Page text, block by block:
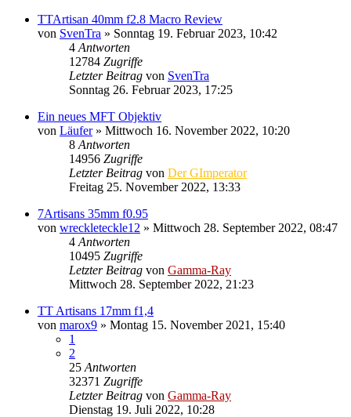
TTArtisan 40mm f2.8 Macro Review
von SvenTra » Sonntag 19. Februar 2023, 10:42
4 Antworten
12784 Zugriffe
Letzter Beitrag von SvenTra
Sonntag 26. Februar 2023, 17:25
Ein neues MFT Objektiv
von Läufer» Mittwoch 16. November 2022, 10:20
8 Antworten
14956 Zugriffe
Letzter Beitrag von Der GImperator
Freitag 25. November 2022, 13:33
7Artisans 35mm f0.95
von wreckleteckle12 » Mittwoch 28. September 2022, 08:47
4 Antworten
10495 Zugriffe
Letzter Beitrag von Gamma-Ray
Mittwoch 28. September 2022, 21:23
TT Artisans 17mm f1,4
von marox9 » Montag 15. November 2021, 15:40
1
2
25 Antworten
32371 Zugriffe
Letzter Beitrag von Gamma-Ray
Dienstag 19. Juli 2022, 10:28